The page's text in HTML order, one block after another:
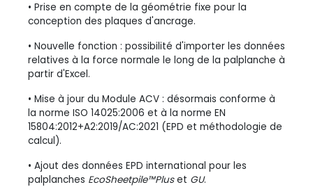
• Prise en compte de la géométrie fixe pour la
conception des plaques d'ancrage.
• Nouvelle fonction : possibilité d'importer les données
relatives à la force normale le long de la palplanche à
partir d'Excel.
• Mise à jour du Module ACV : désormais conforme à
la norme ISO 14025:2006 et à la norme EN
15804:2012+A2:2019/AC:2021 (EPD et méthodologie de
calcul).
• Ajout des données EPD international pour les
palplanches EcoSheetpile™Pluset GU.